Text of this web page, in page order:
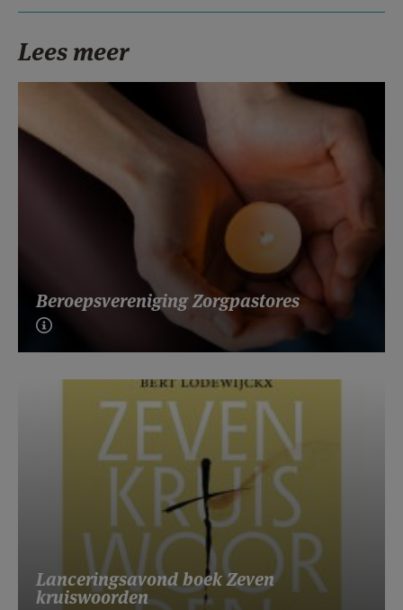
Lees meer
Beroepsvereniging Zorgpastores
Lanceringsavond boek Zeven
kruiswoorden